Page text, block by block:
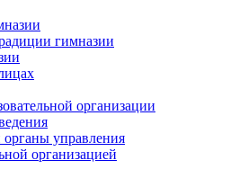
гимназии
организации
органы управления
организацией